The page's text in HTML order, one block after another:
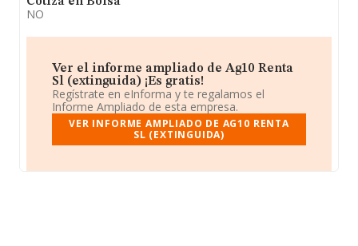
NO
Ver el informe ampliado de Ag10 Renta
Sl (extinguida) ¡Es gratis!
Regístrate en eInforma y te regalamos el
Informe Ampliado de esta empresa.
VER INFORME AMPLIADO DE AG10 RENTA
SL (EXTINGUIDA)